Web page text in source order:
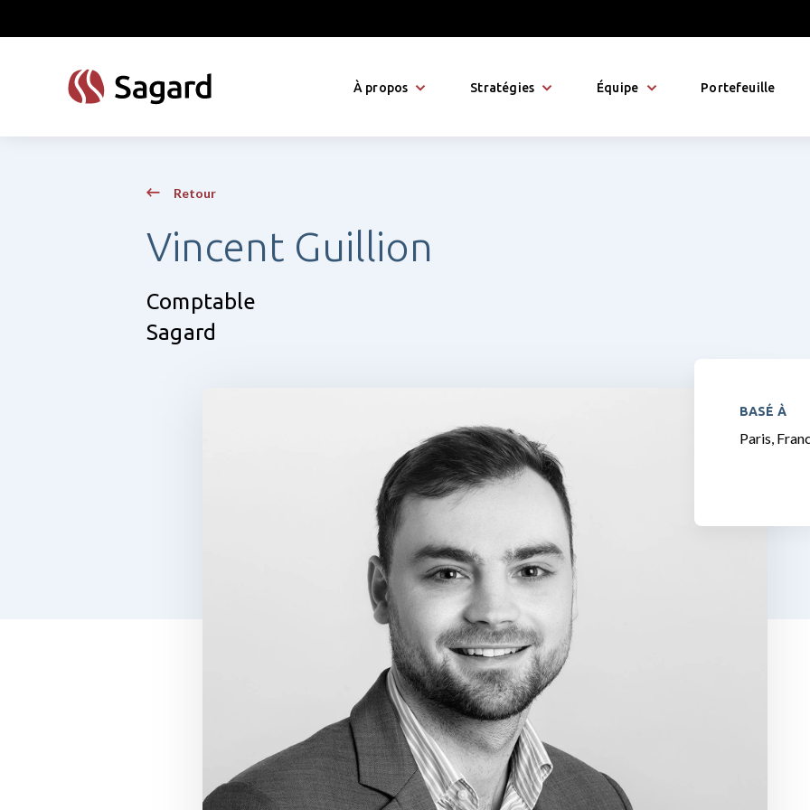
À propos Stratégies Équipe Portefeuille
Retour
Vincent Guillion
Comptable
Sagard
BASÉ À
Paris,